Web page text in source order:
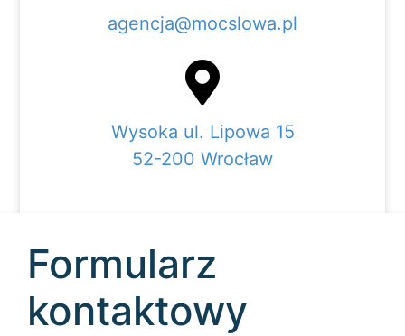
agencja@mocslowa.pl
Wysoka ul. Lipowa 15
52-200 Wrocław
Formularz
kontaktowy